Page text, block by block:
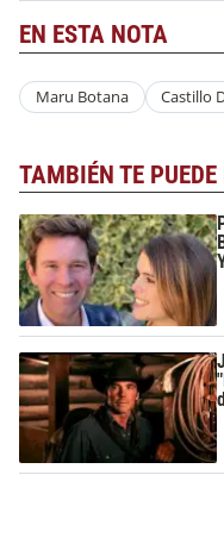
EN ESTA NOTA
Maru Botana Castillo
TAMBIÉN TE